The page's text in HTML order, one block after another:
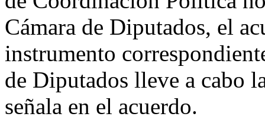
Cámara de Diputados, el
instrumento
de Diputados lleve a cabo
señala en el acuerdo.